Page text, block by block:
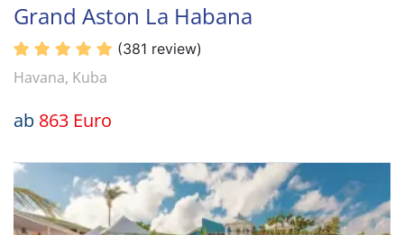
Grand Aston La Habana
(381 review)
Havana, Kuba
ab 863 Euro